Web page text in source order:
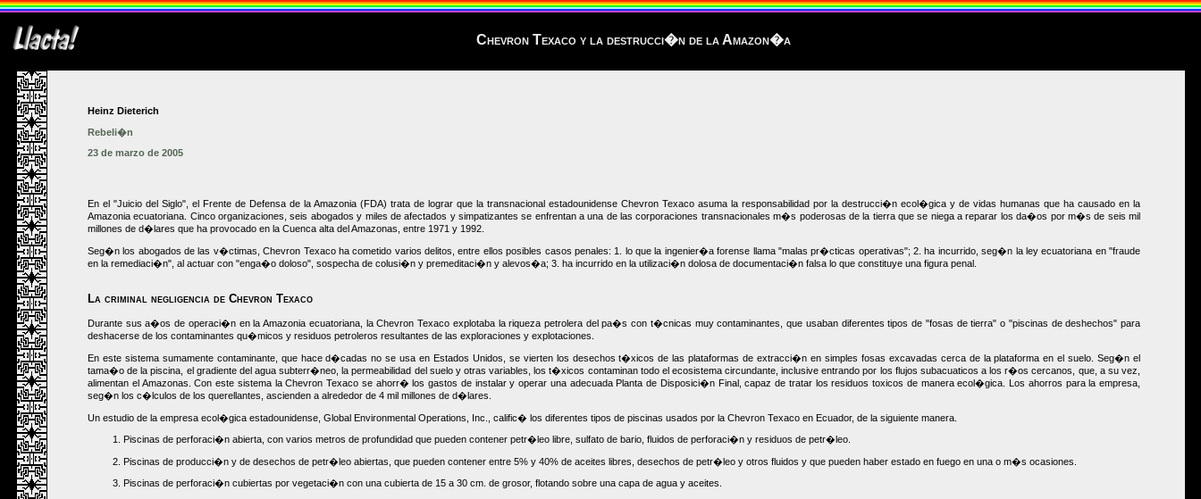
Chevron Texaco y la destrucci�n de la Amazon�a
Heinz Dieterich
Rebeli�n
23 de marzo de 2005
En el "Juicio del Siglo", el Frente de Defensa de la Amazonia (FDA) trata de lograr que la transnacional estadounidense Chevron Texaco asuma la responsabilidad por la destrucci�n ecol�gica y de vidas humanas que ha causado en la
Amazonia ecuatoriana. Cinco organizaciones, seis abogados y miles de afectados y simpatizantes se enfrentan a una de las corporaciones transnacionales m�s poderosas de la tierra que se niega a reparar los da�os por m�s de seis mil
millones de d�lares que ha provocado en la Cuenca alta del Amazonas, entre 1971 y 1992.
Seg�n los abogados de las v�ctimas, Chevron Texaco ha cometido varios delitos, entre ellos posibles casos penales: 1. lo que la ingenier�a forense llama "malas pr�cticas operativas"; 2. ha incurrido, seg�n la ley ecuatoriana en "fraude
en la remediaci�n", al actuar con "enga�o doloso", sospecha de colusi�n y premeditaci�n y alevos�a; 3. ha incurrido en la utilizaci�n dolosa de documentaci�n falsa lo que constituye una figura penal.
La criminal negligencia de Chevron Texaco
Durante sus a�os de operaci�n en la Amazonia ecuatoriana, la Chevron Texaco explotaba la riqueza petrolera del pa�s con t�cnicas muy contaminantes, que usaban diferentes tipos de "fosas de tierra" o "piscinas de deshechos" para
deshacerse de los contaminantes qu�micos y residuos petroleros resultantes de las exploraciones y explotaciones.
En este sistema sumamente contaminante, que hace d�cadas no se usa en Estados Unidos, se vierten los desechos t�xicos de las plataformas de extracci�n en simples fosas excavadas cerca de la plataforma en el suelo. Seg�n el
tama�o de la piscina, el gradiente del agua subterr�neo, la permeabilidad del suelo y otras variables, los t�xicos contaminan todo el ecosistema circundante, inclusive entrando por los flujos subacuaticos a los r�os cercanos, que, a su vez,
alimentan el Amazonas. Con este sistema la Chevron Texaco se ahorr� los gastos de instalar y operar una adecuada Planta de Disposici�n Final, capaz de tratar los residuos toxicos de manera ecol�gica. Los ahorros para la empresa,
seg�n los c�lculos de los querellantes, ascienden a alrededor de 4 mil millones de d�lares.
Un estudio de la empresa ecol�gica estadounidense, Global Environmental Operations, Inc., calific� los diferentes tipos de piscinas usados por la Chevron Texaco en Ecuador, de la siguiente manera.
Piscinas de perforaci�n abierta, con varios metros de profundidad que pueden contener petr�leo libre, sulfato de bario, fluidos de perforaci�n y residuos de petr�leo.
Piscinas de producci�n y de desechos de petr�leo abiertas, que pueden contener entre 5% y 40% de aceites libres, desechos de petr�leo y otros fluidos y que pueden haber estado en fuego en una o m�s ocasiones.
Piscinas de perforaci�n cubiertas por vegetaci�n con una cubierta de 15 a 30 cm. de grosor, flotando sobre una capa de agua y aceites.